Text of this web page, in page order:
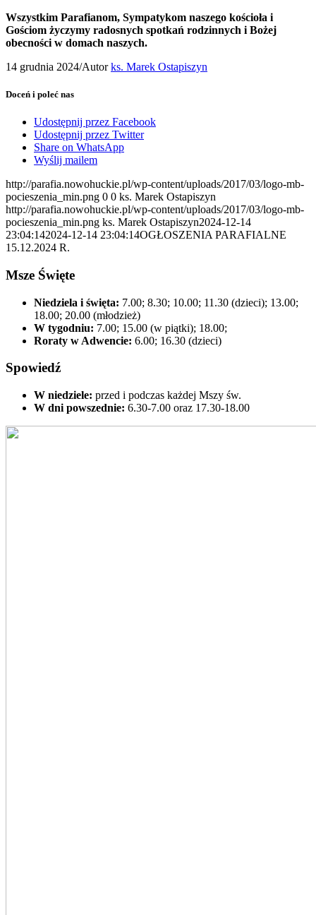
Wszystkim Parafianom, Sympatykom naszego kościoła i
Gościom życzymy radosnych spotkań rodzinnych i Bożej
obecności w domach naszych.
14 grudnia 2024/Autorks. Marek Ostapiszyn
Doceń i poleć nas
Udostępnij przez Facebook
Udostępnij przez Twitter
Share on WhatsApp
Wyślij mailem
http://parafia.nowohuckie.pl/wp-content/uploads/2017/03/logo-mb-
pocieszenia_min.png 0 0 ks. Marek Ostapiszyn
http://parafia.nowohuckie.pl/wp-content/uploads/2017/03/logo-mb-
pocieszenia_min.png ks. Marek Ostapiszyn2024-12-14
23:04:142024-12-14 23:04:14OGŁOSZENIA PARAFIALNE
15.12.2024 R.
Msze Święte
Niedziela i święta: 7.00; 8.30; 10.00; 11.30 (dzieci); 13.00;
18.00; 20.00 (młodzież)
W tygodniu: 7.00; 15.00 (w piątki); 18.00;
Roraty w Adwencie: 6.00; 16.30 (dzieci)
Spowiedź
W niedziele: przed i podczas każdej Mszy św.
W dni powszednie: 6.30-7.00 oraz 17.30-18.00